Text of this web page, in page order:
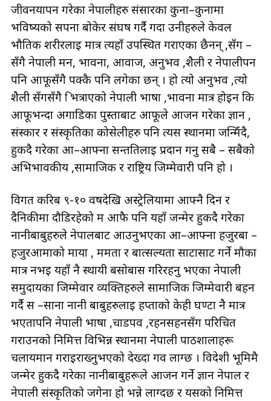
जीवनयापन गरेका नेपालीहरु संसारका कुना–कुनामा
भविष्यको सपना बोकेर संघर्ष गर्दै गर्दा उनीहरुले केवल
भौतिक शरीरलाई मात्र त्यहाँ उपस्थित गराएका छैनन् ,सँग –
सँगै नेपाली मन, भावना, आवाज, अनुभव ,शैली र नेपालीपन
पनि आफूसँगै पक्कै पनि लगेका छन् । हो त्यो अनुभव ,त्यो
शैली सँगसँगै िभत्राएको नेपाली भाषा ,भावना मात्र होइन कि
आफूभन्दा अगाडिका पुस्ताबाट आफूले आर्जन गरेका ज्ञान ,
संस्कार र संस्कृतिका कोसेलीहरु पनि त्यस स्थानमा जन्मिँदै,
हुर्कदै गरेका आ–आफ्ना सन्ततिलाई प्रदान गर्नु सबै – सबैको
अभिभावकीय ,सामाजिक र राष्ट्रिय जिम्मेवारी पनि हो ।
विगत करिब ९-१० वर्षदेखि अस्ट्रेलियामा आफ्नै दिन र
दैनिकीमा दौडिरहेको म आफै पनि यहाँ जन्मेर हुर्कदै गरेका
नानीबाबुहरुले नेपालबाट आउनुभएका आ–आफ्ना हजुरबा –
हजुरआमाको माया , ममता र बात्सल्यता साटासाट गर्ने मौका
मात्र नभई यहाँ नै स्थायी बसोबास गरिरहनु भएका नेपाली
समुदायका जिम्मेवार व्यक्तिहरुले सामाजिक जिम्मेवारी बहन
गर्दै स –साना नानी बाबुहरुलाई हप्ताको केही घण्टा नै मात्र
भएतापनि नेपाली भाषा ,चाडपर्व ,रहनसहनसँग परिचित
गराउनको निमित्त विभिन्न स्थानमा नेपाली पाठशालाहरू
चलायमान गराइराख्नुभएको देख्दा गर्व लाग्छ । विदेशी भूमिमै
जन्मेर हुर्कदै गरेका नानीबाबुहरूले आर्जन गर्ने ज्ञान नेपाल र
नेपाली संस्कृतिको जगेर्ना हो भन्ने लाग्दछ र यसको निमित्त